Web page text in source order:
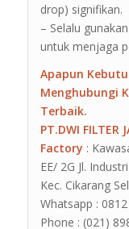
drop) signifikan.
– Selalu
untuk menjaga
Apapun
Menghubungi
Terbaik.
PT.DWI FILTER
Factory :
EE/ 2G Jl.
Kec. Cikarang
Whatsapp :
Phone : (021)